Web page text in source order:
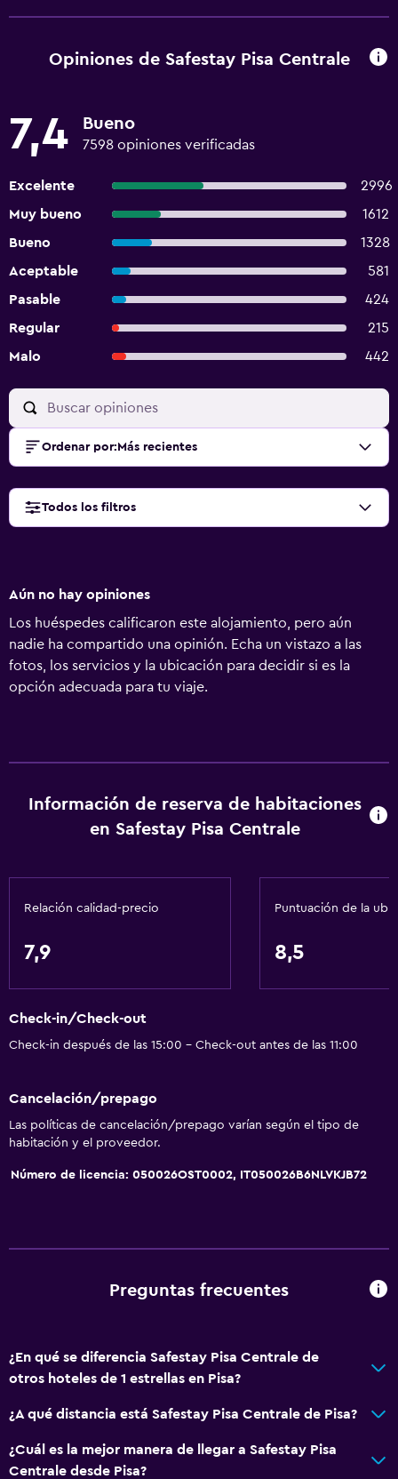
Opiniones de Safestay Pisa Centrale
7,4 Bueno
7598 opiniones verificadas
Excelente
2996
Muy bueno
1612
Bueno
1328
Aceptable
581
Pasable
424
Regular
215
Malo
442
Ordenar por: Más recientes
Todos los filtros
Aún no hay opiniones
Los huéspedes calificaron este alojamiento, pero aún
nadie ha compartido una opinión. Echa un vistazo a las
fotos, los servicios y la ubicación para decidir si es la
opción adecuada para tu viaje.
Información de reserva de habitaciones
en Safestay Pisa Centrale
Relación calidad-precio
7,9
Puntuación de la
8,5
Check-in/Check-out
Check-in después de las 15:00 - Check-out antes de las 11:00
Cancelación/prepago
Las políticas de cancelación/prepago varían según el tipo de
habitación y el proveedor.
Número de licencia: 050026OST0002, IT050026B6NLVKJB72
Preguntas frecuentes
¿En qué se diferencia Safestay Pisa Centrale de
otros hoteles de 1 estrellas en Pisa?
¿A qué distancia está Safestay Pisa Centrale de Pisa?
¿Cuál es la mejor manera de llegar a Safestay Pisa
Centrale desde Pisa?